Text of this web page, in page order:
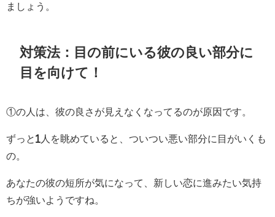
ましょう。
対策法：目の前にいる彼の良い部分に
目を向けて！
①の人は、彼の良さが見えなくなってるのが原因です。
ずっと1人を眺めていると、ついつい悪い部分に目がいくも
の。
あなたの彼の短所が気になって、新しい恋に進みたい気持
ちが強いようですね。